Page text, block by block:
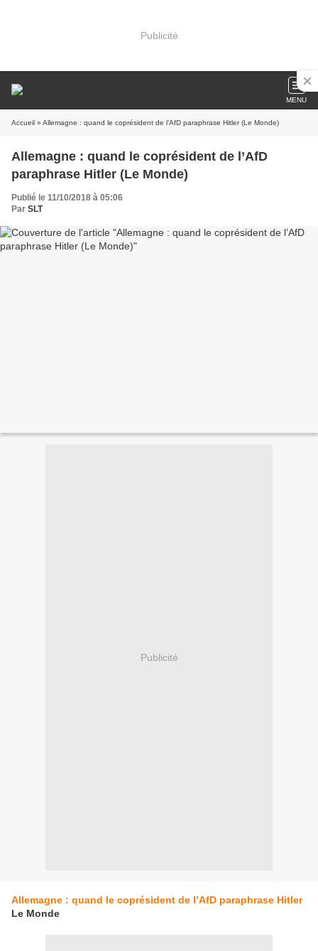
Publicité
MENU
Accueil » Allemagne : quand le coprésident de l’AfD paraphrase Hitler (Le Monde)
Allemagne : quand le coprésident de l’AfD
paraphrase Hitler (Le Monde)
Publié le 11/10/2018 à 05:06
Par SLT
Publicité
Allemagne : quand le coprésident de l’AfD paraphrase Hitler
Le Monde